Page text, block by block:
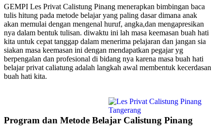
GEMPI Les Privat Calistung Pinang menerapkan bimbingan baca
tulis hitung pada metode belajar yang paling dasar dimana anak
akan memulai dengan mengenal huruf, angka,dan mengapresikan
nya dalam bentuk tulisan. diwaktu ini lah masa keemasan buah hati
kita untuk cepat tanggap dalam menerima pelajaran dan jangan sia
siakan masa keemasan ini dengan mendapatkan pegajar yg
berpengalan dan profesional di bidang nya karena masa buah hati
belajar privat caliatung adalah langkah awal membentuk kecerdasan
buah hati kita.
Program dan Metode Belajar Calistung Pinang